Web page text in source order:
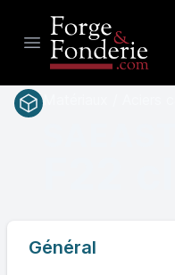
Open main menu
Général